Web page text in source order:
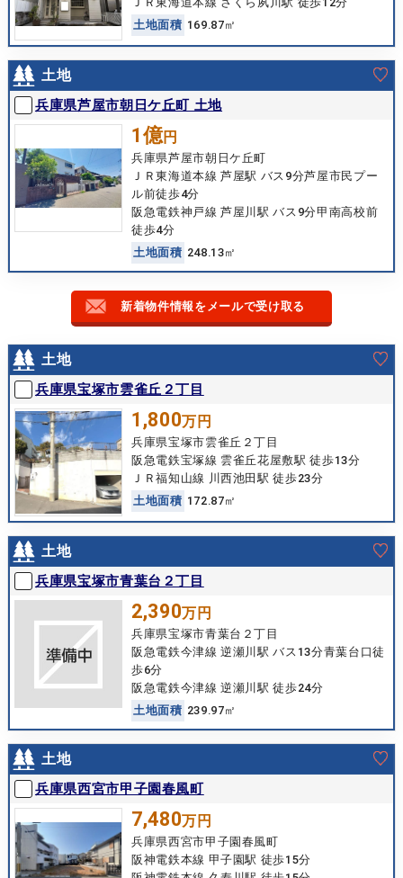
土地面積 169.87㎡
土地
兵庫県芦屋市朝日ケ丘町 土地
1億円
兵庫県芦屋市朝日ケ丘町
ＪＲ東海道本線 芦屋駅 バス9分芦屋市民プー
ル前徒歩4分
阪急電鉄神戸線 芦屋川駅 バス9分甲南高校前
徒歩4分
土地面積 248.13㎡
新着物件情報をメールで受け取る
土地
兵庫県宝塚市雲雀丘２丁目
1,800万円
兵庫県宝塚市雲雀丘２丁目
阪急電鉄宝塚線 雲雀丘花屋敷駅 徒歩13分
ＪＲ福知山線 川西池田駅 徒歩23分
土地面積 172.87㎡
土地
兵庫県宝塚市青葉台２丁目
2,390万円
兵庫県宝塚市青葉台２丁目
阪急電鉄今津線 逆瀬川駅 バス13分青葉台口徒
歩6分
阪急電鉄今津線 逆瀬川駅 徒歩24分
土地面積 239.97㎡
土地
兵庫県西宮市甲子園春風町
7,480万円
兵庫県西宮市甲子園春風町
阪神電鉄本線 甲子園駅 徒歩15分